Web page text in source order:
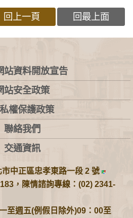
回上一頁 回最上面
站資料開放宣告
站安全政策
權保護政策
聯絡我們
交通資訊
中正區忠孝東路一段 2 號
，陳情諮詢專線：(02) 2341-
至週五(例假日除外)09：00至